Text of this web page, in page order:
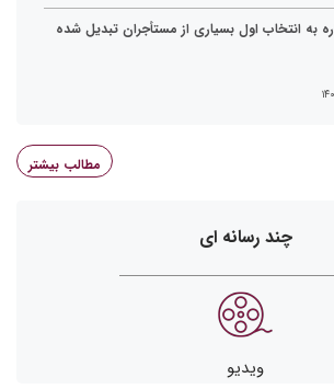
به انتخاب اول بسیاری از مستأجران تبدیل شده
مطالب بیشتر
چند رسانه ای
ویدیو